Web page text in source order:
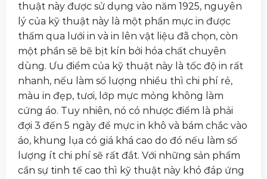
thuật này được sử dụng vào năm 1925, nguyên
lý của kỹ thuật này là một phần mực in được
thấm qua lưới in và in lên vật liệu đã chọn, còn
một phần sẽ bẽ bịt kín bởi hóa chất chuyên
dùng. Ưu điểm của kỹ thuật này là tốc độ in rất
nhanh, nếu làm số lượng nhiều thì chi phí rẻ,
màu in đẹp, tươi, lớp mực mỏng không làm
cứng áo. Tuy nhiên, nó có nhược điểm là phải
đợi 3 đến 5 ngày để mực in khô và bám chắc vào
áo, khung lụa có giá khá cao do đó nếu làm số
lượng ít chi phí sẽ rất đắt. Với những sản phẩm
cần sự tinh tế cao thì kỹ thuật này khó đáp ứng